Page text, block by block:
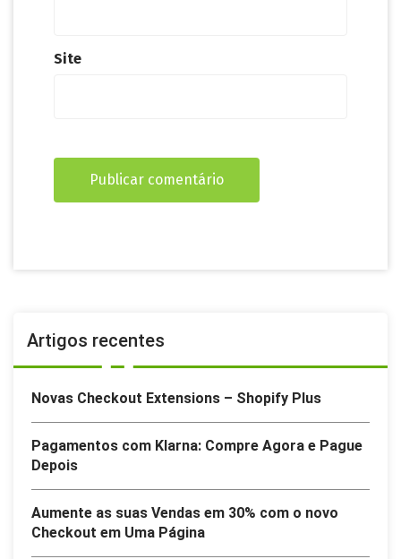
Site
Artigos recentes
Novas Checkout Extensions – Shopify Plus
Pagamentos com Klarna: Compre Agora e Pague
Depois
Aumente as suas Vendas em 30% com o novo
Checkout em Uma Página